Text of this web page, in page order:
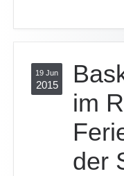
19 Jun
2015
im
der